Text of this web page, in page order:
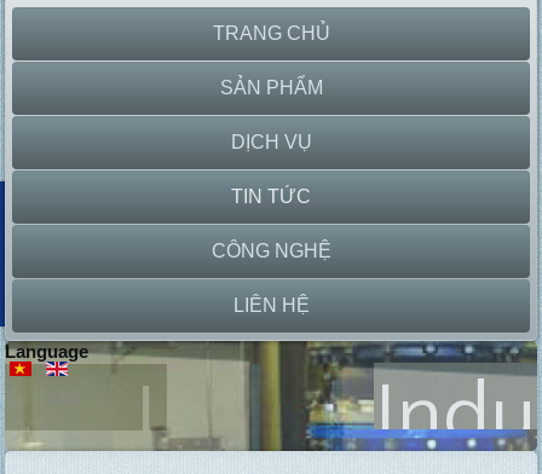
TRANG CHỦ
SẢN PHẨM
DỊCH VỤ
TIN TỨC
CÔNG NGHỆ
LIÊN HỆ
Language
Lab